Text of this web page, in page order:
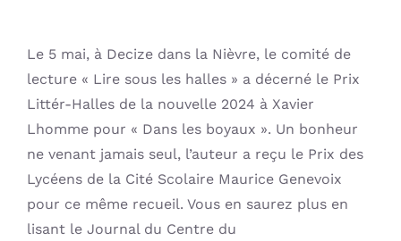
Les auteurs
Actualités
Contact
Le 5 mai, à Decize dans la Nièvre, le comité de
lecture « Lire sous les halles » a décerné le Prix
Littér-Halles de la nouvelle 2024 à Xavier
Lhomme pour « Dans les boyaux ». Un bonheur
ne venant jamais seul, l’auteur a reçu le Prix des
Lycéens de la Cité Scolaire Maurice Genevoix
pour ce même recueil. Vous en saurez plus en
lisant le Journal du Centre du